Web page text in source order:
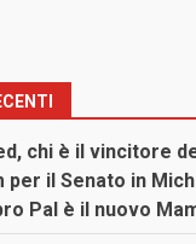
chi è il vincitore
per il Senato in
Pal è il nuovo